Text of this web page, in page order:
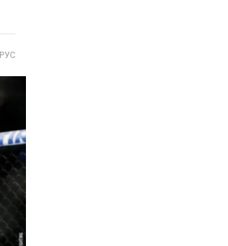
РУС